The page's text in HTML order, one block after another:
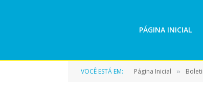
PÁGINA INICIAL
VOCÊ ESTÁ EM: Página Inicial »